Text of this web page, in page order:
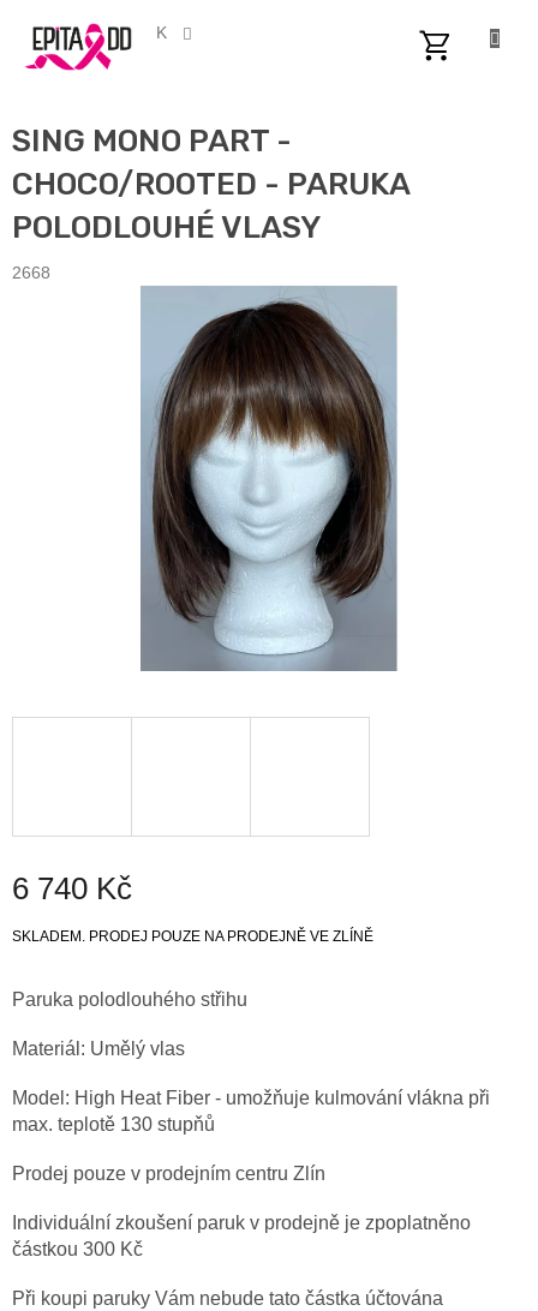
obsah
CZK
SING MONO PART -
CHOCO/ROOTED - PARUKA
POLODLOUHÉ VLASY
2668
6 740 Kč
Měrná
SKLADEM. PRODEJ POUZE NA PRODEJNĚ VE ZLÍNĚ
Paruka polodlouhého střihu
Materiál: Umělý vlas
Model: High Heat Fiber - umožňuje kulmování vlákna při
max. teplotě 130 stupňů
Prodej pouze v prodejním centru Zlín
Individuální zkoušení paruk v prodejně je zpoplatněno
částkou 300 Kč
Při koupi paruky Vám nebude tato částka účtována